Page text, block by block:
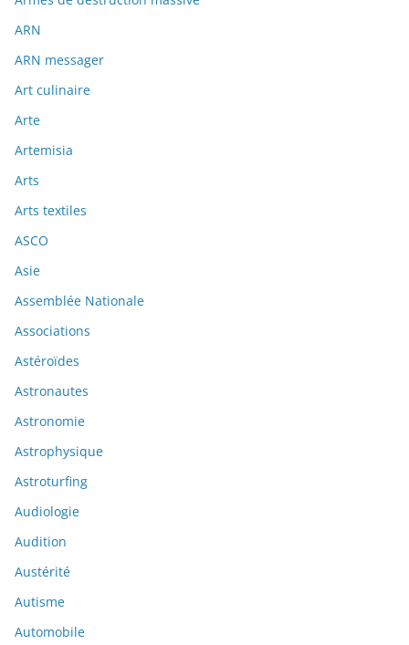
ARN
ARN messager
Art culinaire
Arte
Artemisia
Arts
Arts textiles
ASCO
Asie
Assemblée Nationale
Associations
Astéroïdes
Astronautes
Astronomie
Astrophysique
Astroturfing
Audiologie
Audition
Austérité
Autisme
Automobile